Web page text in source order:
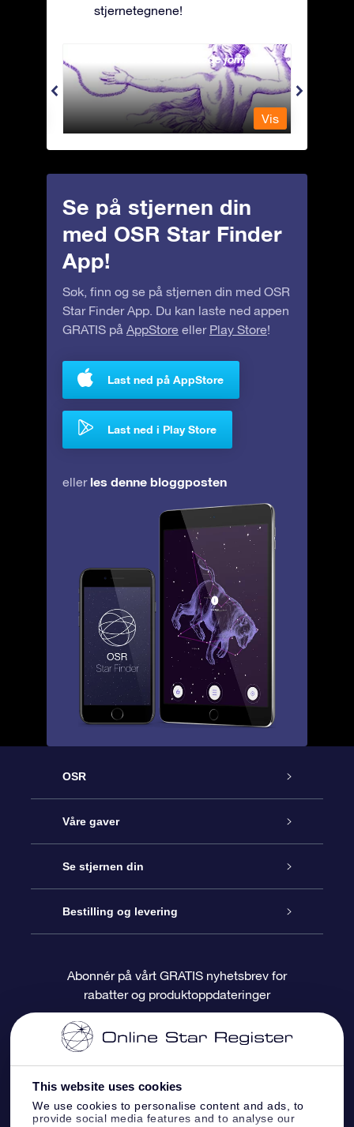
This website uses cookies
We use cookies to personalise content and ads, to
provide social media features and to analyse our
stjernetegnene!
Andromeda - Den lenkede jomfrua
Vis
Se på stjernen din
med OSR Star Finder
App!
Søk, finn og se på stjernen din med OSR
Star Finder App. Du kan laste ned appen
GRATIS på AppStore eller Play Store!
Last ned på AppStore
Last ned i Play Store
eller les denne bloggposten
OSR
Kundeservice
Kontakt oss
Bloggen
Anmeldelser
Våre gaver
Online Stjernegave
OSR Gavepakke
OSR-gavekortet
Bedriftsgaver
Se stjernen din
Star Register
Pesontilpasset stjerneside
One Million Stars
OSR Starsaver
Bestilling og levering
Betalingsinformasjon
Fraktinformasjon
Returpolicy
Abonnér på vårt GRATIS nyhetsbrev for
rabatter og produktoppdateringer